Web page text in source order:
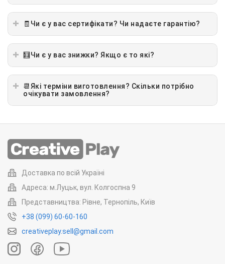
🧾Чи є у вас сертифікати? Чи надаєте гарантію?
🧮Чи є у вас знижки? Якщо є то які?
📆Які терміни виготовлення? Скільки потрібно
очікувати замовлення?
Доставка по всій Україні
Адреса: м.Луцьк, вул. Колгоспна 9
Представництва: Рівне, Тернопіль, Київ
+38 (099) 60-60-160
creativeplay.sell@gmail.com